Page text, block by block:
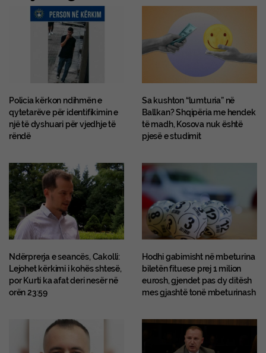
Policia kërkon ndihmën e
qytetarëve për identifikimin e
një të dyshuari për vjedhje të
rëndë
Sa kushton “lumturia” në
Ballkan? Shqipëria me hendek
të madh, Kosova nuk është
pjesë e studimit
Ndërprerja e seancës, Cakolli:
Lejohet kërkimi i kohës shtesë,
por Kurti ka afat deri nesër në
orën 23:59
Hodhi gabimisht në mbeturina
biletën fituese prej 1 milion
eurosh, gjendet pas dy ditësh
mes gjashtë tonë mbeturinash